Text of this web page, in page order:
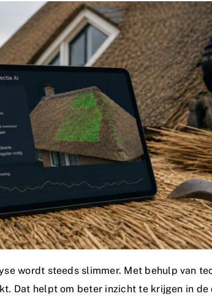
wordt steeds slimmer. Met behulp van
Dat helpt om beter inzicht te krijgen in de